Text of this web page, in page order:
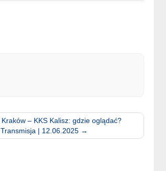
– KKS Kalisz: gdzie oglądać?
Transmisja | 12.06.2025 →